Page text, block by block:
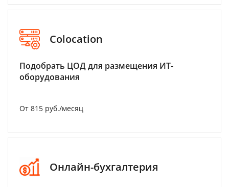
Colocation
Подобрать ЦОД для размещения ИТ-
оборудования
От 815 руб./месяц
Онлайн-бухгалтерия